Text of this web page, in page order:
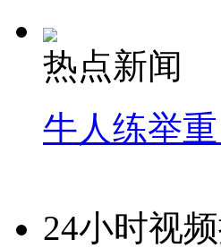
热点新闻
牛人练举
24小时视